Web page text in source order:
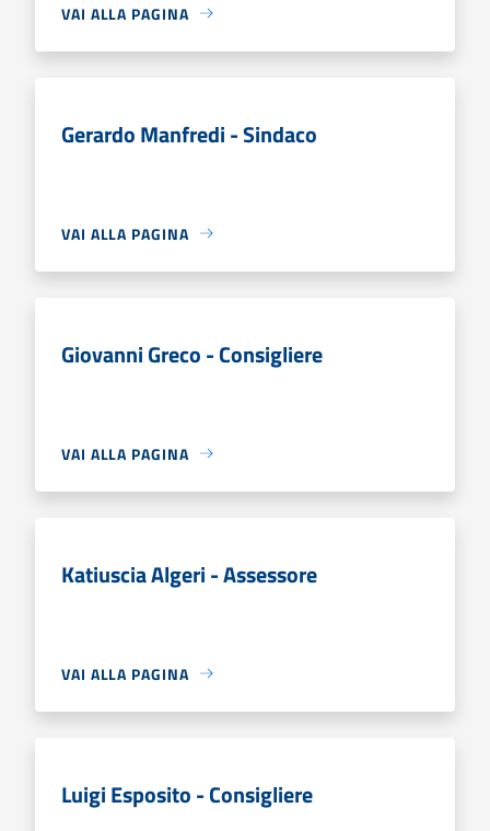
VAI ALLA PAGINA
Gerardo Manfredi - Sindaco
VAI ALLA PAGINA
Giovanni Greco - Consigliere
VAI ALLA PAGINA
Katiuscia Algeri - Assessore
VAI ALLA PAGINA
Luigi Esposito - Consigliere